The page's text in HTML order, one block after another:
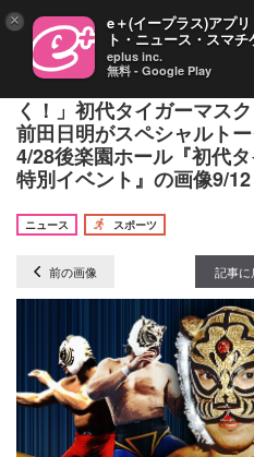
「4人でプロレス界をもっ
く！」初代タイガーマス
前田日明がスペシャルト
4/28後楽園ホール『初代
特別イベント』の画像9/12
ニュース
スポーツ
前の画像 記事に
× e＋(イープラス)アプ
ト・ニュース・スマチ
eplus inc.
無料 - Google Play